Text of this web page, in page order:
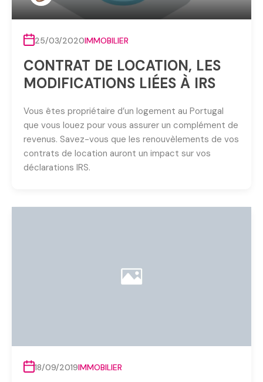
25/03/2020IMMOBILIER
CONTRAT DE LOCATION, LES
MODIFICATIONS LIÉES À IRS
Vous êtes propriétaire d’un logement au Portugal
que vous louez pour vous assurer un complément de
revenus. Savez-vous que les renouvèlements de vos
contrats de location auront un impact sur vos
déclarations IRS.
18/09/2019IMMOBILIER